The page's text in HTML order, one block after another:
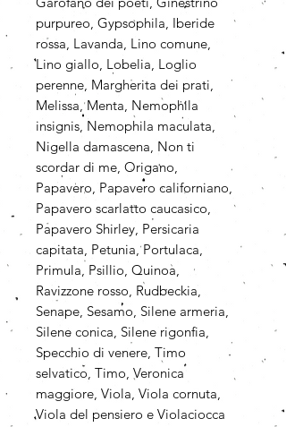
purpureo, Gypsophila, Iberide
rossa, Lavanda, Lino comune,
Lino giallo, Lobelia, Loglio
perenne, Margherita dei prati,
Melissa, Menta, Nemophila
insignis, Nemophila maculata,
Nigella damascena, Non ti
scordar di me, Origano,
Papavero, Papavero californiano,
Papavero scarlatto caucasico,
Papavero Shirley, Persicaria
capitata, Petunia, Portulaca,
Primula, Psillio, Quinoa,
Ravizzone rosso, Rudbeckia,
Senape, Sesamo, Silene armeria,
Silene conica, Silene rigonfia,
Specchio di venere, Timo
selvatico, Timo, Veronica
maggiore, Viola, Viola cornuta,
Viola del pensiero e Violaciocca